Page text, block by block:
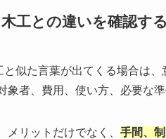
工との違いを確認する
と似た言葉が出てくる場合は
象者、費用、使い方、必要な
メリットだけでなく、 手間、